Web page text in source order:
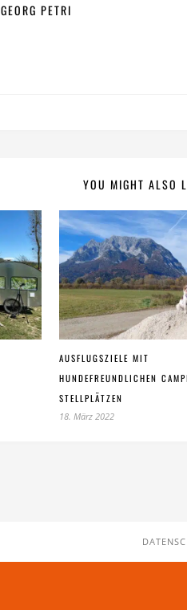
PETRI
YOU MIGHT ALSO
AUSFLUGSZIELE MIT
HUNDEFREUNDLICHEN
STELLPLÄTZEN
18. März 2022